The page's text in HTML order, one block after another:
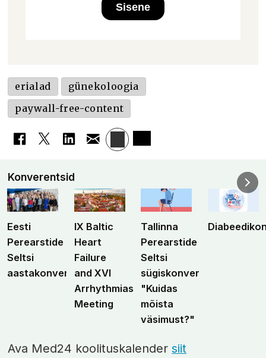
Sisene
erialad
günekoloogia
paywall-free-content
Konverentsid
Eesti
Perearstide
Seltsi
aastakonverents
IX Baltic
Heart
Failure
and XVI
Arrhythmias
Meeting
Tallinna
Perearstide
Seltsi
sügiskonverents
"Kuidas
mõista
väsimust?"
Ava Med24 koolituskalendersiit